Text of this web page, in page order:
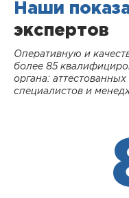
Наши
экспертов
Оперативную и
более 85
органа:
специалистов и